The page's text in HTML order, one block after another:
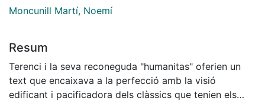
Moncunill Martí, Noemí
Resum
Terenci i la seva reconeguda "humanitas" oferien un
text que encaixava a la perfecció amb la visió
edificant i pacificadora dels clàssics que tenien els